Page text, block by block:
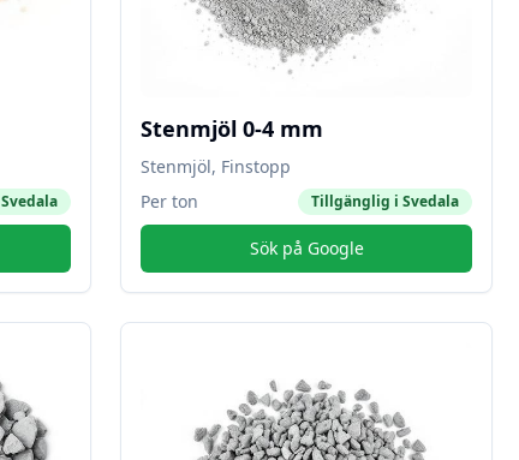
Svedala
Stenmjöl 0-4 mm
Stenmjöl, Finstopp
Per ton
Tillgänglig i Svedala
Sök på Google